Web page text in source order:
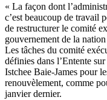
« La façon dont
c’est beaucoup de
de restructurer le comité
gouvernement de la
Les tâches du comité
définies dans l’Entente
Istchee Baie-James pour
renouvèlement, comme
janvier dernier.